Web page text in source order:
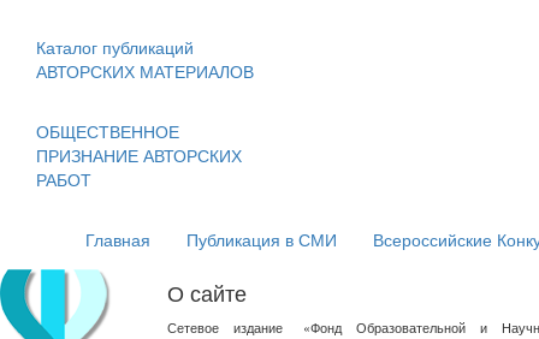
Каталог публикаций
АВТОРСКИХ МАТЕРИАЛОВ
ОБЩЕСТВЕННОЕ
ПРИЗНАНИЕ АВТОРСКИХ
РАБОТ
Главная Публикация в СМИ Всероссийские
О сайте
Сетевое издание «Фонд Образовательной и